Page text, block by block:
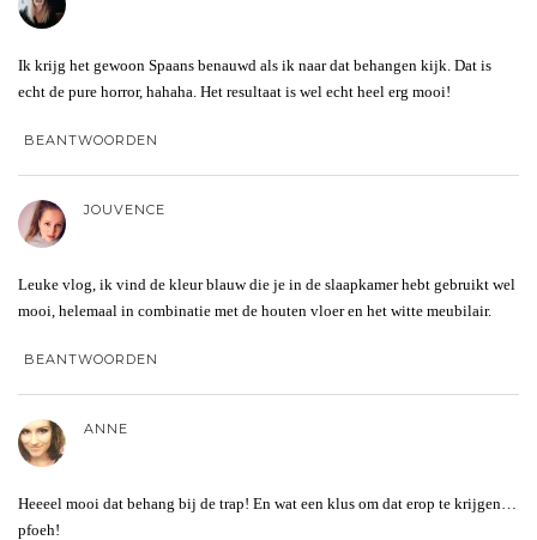
Ik krijg het gewoon Spaans benauwd als ik naar dat behangen kijk. Dat is
echt de pure horror, hahaha. Het resultaat is wel echt heel erg mooi!
BEANTWOORDEN
JOUVENCE
Leuke vlog, ik vind de kleur blauw die je in de slaapkamer hebt gebruikt wel
mooi, helemaal in combinatie met de houten vloer en het witte meubilair.
BEANTWOORDEN
ANNE
Heeeel mooi dat behang bij de trap! En wat een klus om dat erop te krijgen…
pfoeh!